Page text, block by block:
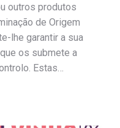
outros produtos
de Origem
lhe garantir a sua
os submete a
Estas…